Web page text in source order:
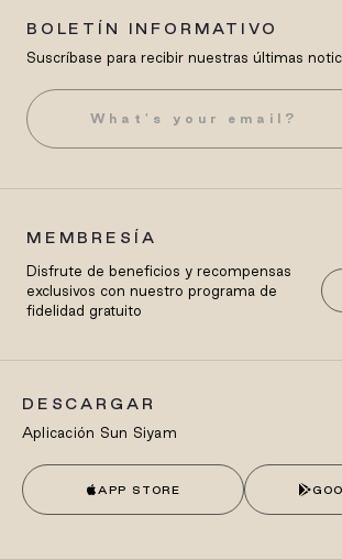
BOLETÍN INFORMATIVO
Suscríbase para recibir nuestras últimas
MEMBRESÍA
Disfrute de beneficios y recompensas
exclusivos con nuestro programa de
fidelidad gratuito
DESCARGAR
Aplicación Sun Siyam
APP STORE